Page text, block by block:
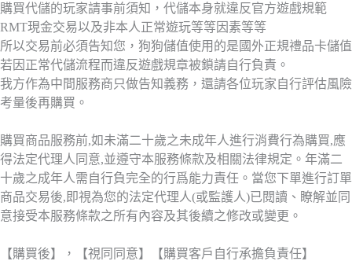
購買代儲的玩家請事前須知，代儲本身就違反官方遊戲規範
RMT現金交易以及非本人正常遊玩等等因素等等
所以交易前必須告知您，狗狗儲值使用的是國外正規禮品卡儲值
若因正常代儲流程而違反遊戲規章被鎖請自行負責。
我方作為中間服務商只做告知義務，還請各位玩家自行評估風險
考量後再購買。
購買商品服務前,如未滿二十歲之未成年人進行消費行為購買,應
得法定代理人同意,並遵守本服務條款及相關法律規定。年滿二
十歲之成年人需自行負完全的行爲能力責任。當您下單進行訂單
商品交易後,即視為您的法定代理人(或監護人)已閱讀、瞭解並同
意接受本服務條款之所有內容及其後續之修改或變更。
【購買後】，【視同同意】【購買客戶自行承擔負責任】